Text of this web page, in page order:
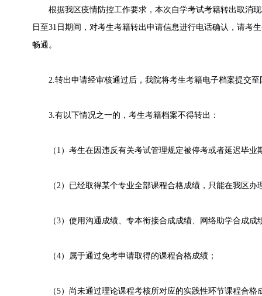
根据我区疫情防控工作要求，本次自学考试考籍转出取消现
日至31日期间，对考生考籍转出申请信息进行电话确认，请考
畅通。
2.转出申请经审核通过后，我院将考生考籍电子档案提交至
3.有以下情况之一的，考生考籍档案不得转出：
（1）考生在因违反有关考试管理规定被停考或者延迟毕业
（2）已经取得某个专业全部课程合格成绩，只能在我区办
（3）使用沟通成绩、专本衔接合成成绩、网络助学合成成
（4）属于通过免考申请取得的课程合格成绩；
（5）尚未通过理论课程考核所对应的实践性环节课程合格